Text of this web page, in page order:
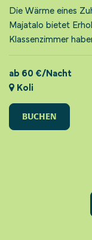
Die Wärme eines
Majatalo bietet
Klassenzimmer
ab 60 €/Nacht
Koli
BUCHEN